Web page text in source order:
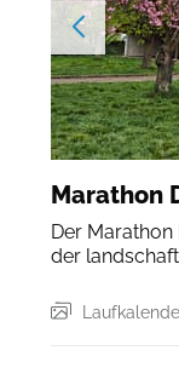
Marathon
Der Marathon
der